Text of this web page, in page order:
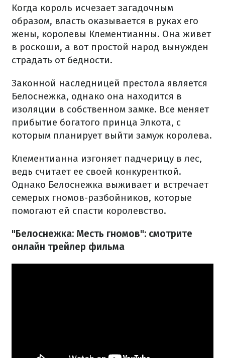
Когда король исчезает загадочным
образом, власть оказывается в руках его
жены, королевы Клементианны. Она живет
в роскоши, а вот простой народ вынужден
страдать от бедности.
Законной наследницей престола является
Белоснежка, однако она находится в
изоляции в собственном замке. Все меняет
прибытие богатого принца Элкота, с
которым планирует выйти замуж королева.
Клементианна изгоняет падчерицу в лес,
ведь считает ее своей конкуренткой.
Однако Белоснежка выживает и встречает
семерых гномов-разбойников, которые
помогают ей спасти королевство.
"Белоснежка: Месть гномов": смотрите
онлайн трейлер фильма